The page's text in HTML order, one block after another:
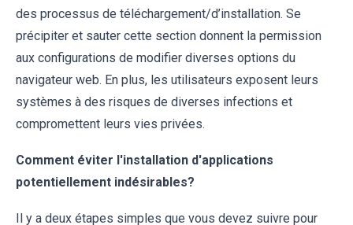
des processus de téléchargement/d’installation. Se
précipiter et sauter cette section donnent la permission
aux configurations de modifier diverses options du
navigateur web. En plus, les utilisateurs exposent leurs
systèmes à des risques de diverses infections et
compromettent leurs vies privées.
Comment éviter l'installation d'applications
potentiellement indésirables?
Il y a deux étapes simples que vous devez suivre pour